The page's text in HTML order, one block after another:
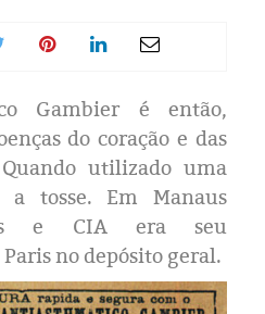
2024
Gambier é então,
do coração e das
utilizado uma
tosse. Em Manaus
e CIA era seu
no depósito geral.